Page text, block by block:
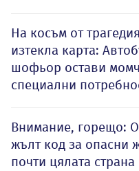
На косъм от
изтекла карта:
шофьор остави
специални
Внимание, горещо:
жълт код за опасни
почти цялата страна